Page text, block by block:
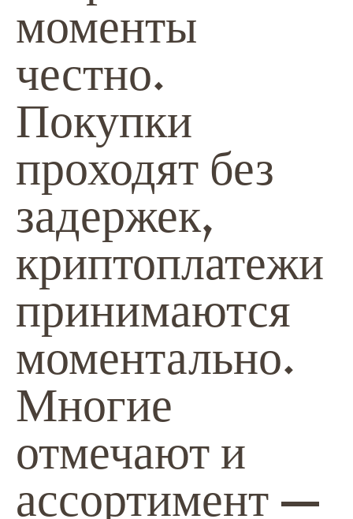
моменты
честно.
Покупки
проходят без
задержек,
криптоплатежи
принимаются
моментально.
Многие
отмечают и
ассортимент —